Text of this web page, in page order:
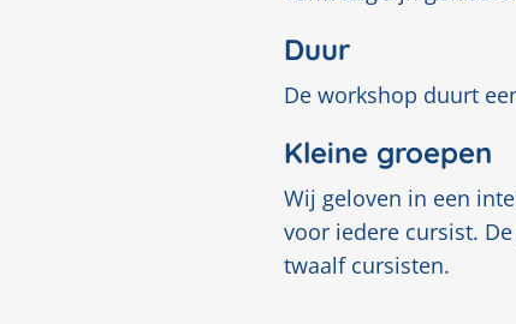
Duur
De workshop duurt
Kleine groepen
Wij geloven in een
voor iedere cursist.
twaalf cursisten.